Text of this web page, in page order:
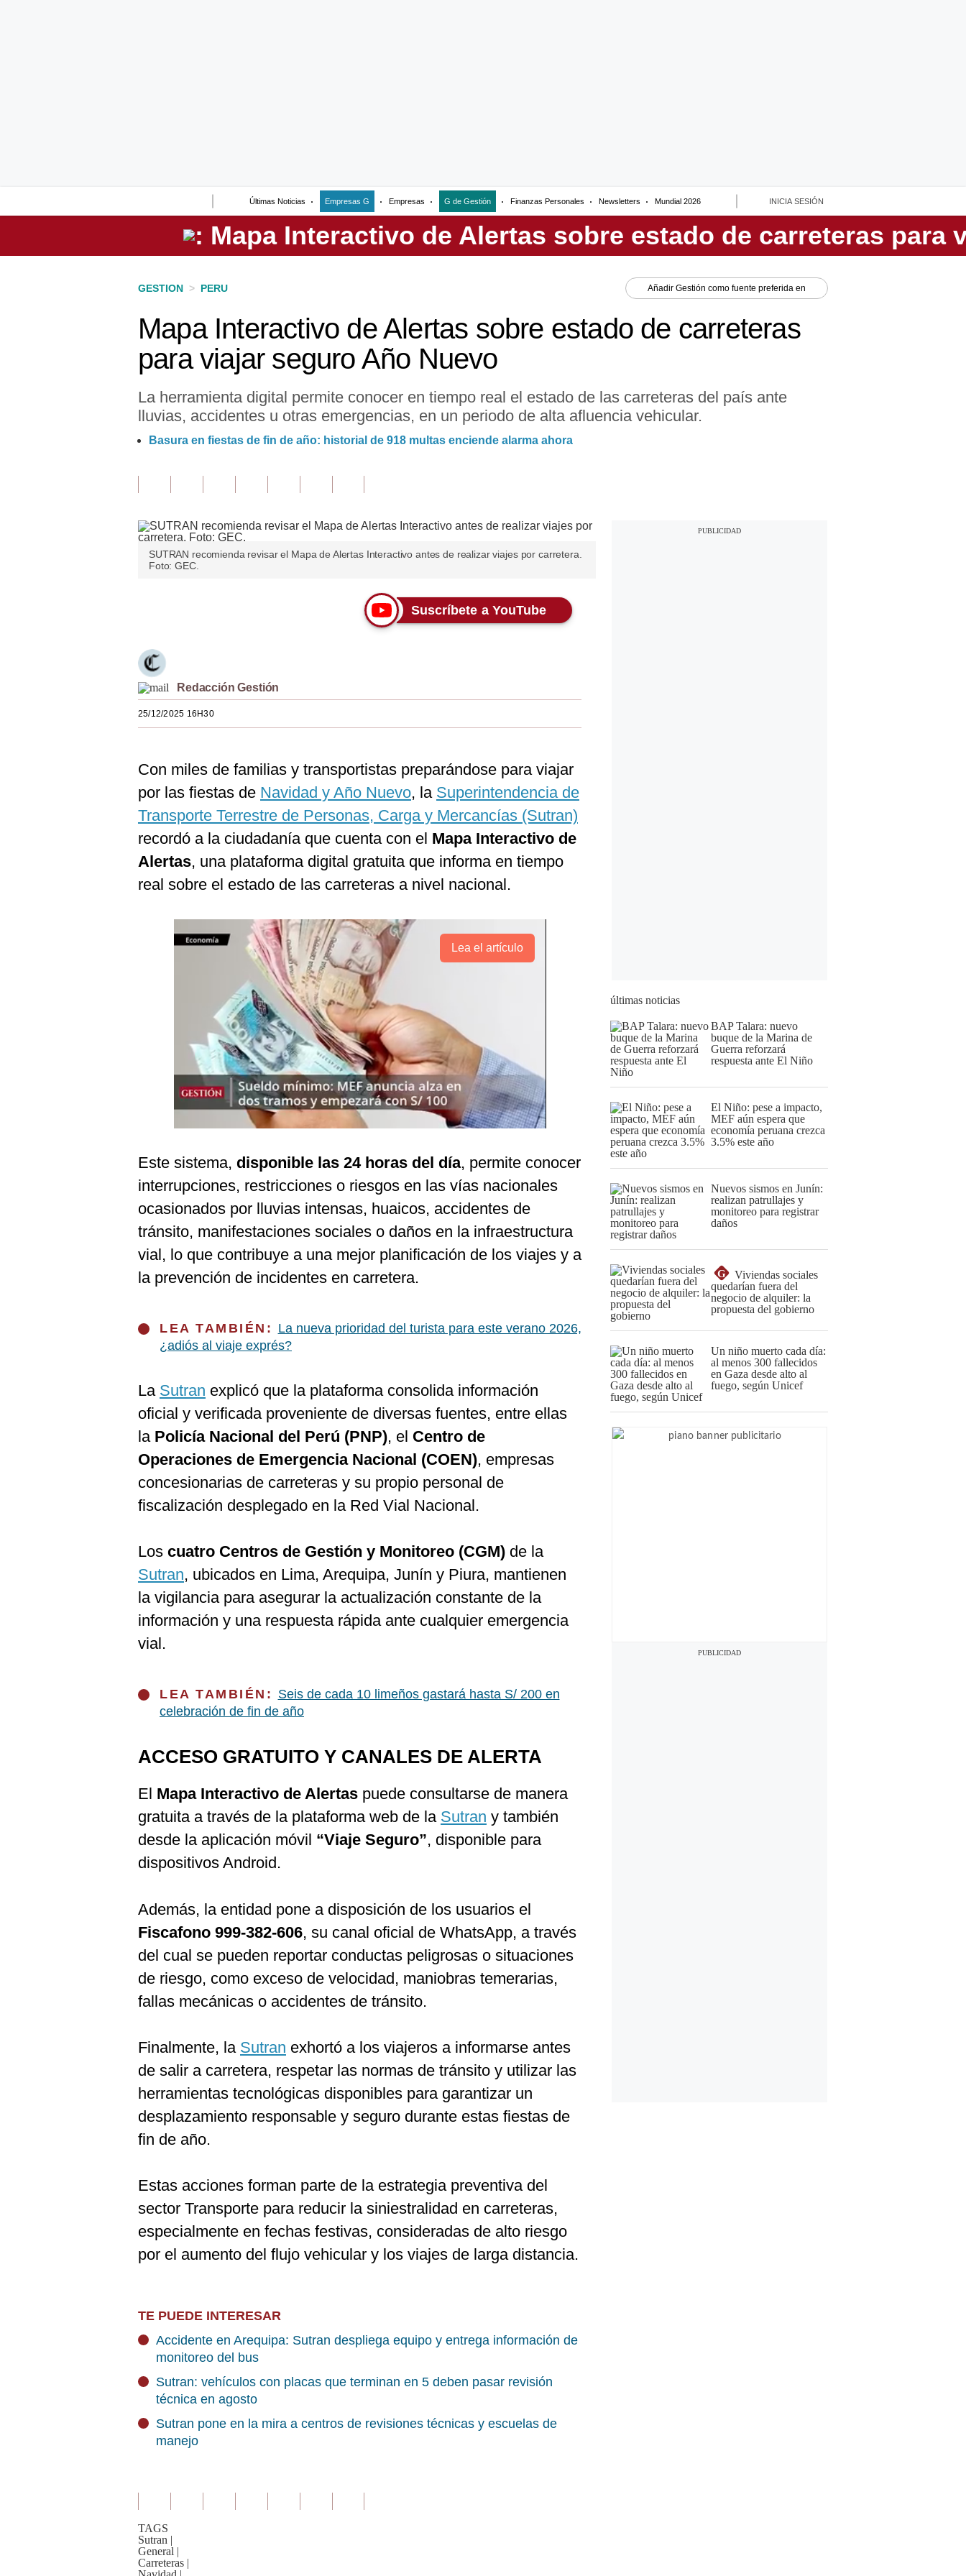
Últimas Noticias Empresas G Empresas G de Gestión Finanzas Personales Newsletters Mundial 2026 INICIA SESIÓN
Perú
GESTION > PERU Añadir Gestión como fuente preferida en
Mapa Interactivo de Alertas sobre estado de carreteras
para viajar seguro Año Nuevo
La herramienta digital permite conocer en tiempo real el estado de las carreteras del país ante
lluvias, accidentes u otras emergencias, en un periodo de alta afluencia vehicular.
Basura en fiestas de fin de año: historial de 918 multas enciende alarma ahora
SUTRAN recomienda revisar el Mapa de Alertas Interactivo antes de realizar viajes por carretera.
Foto: GEC.
Suscríbete a YouTube
Redacción Gestión
25/12/2025 16H30
Con miles de familias y transportistas preparándose para viajar
por las fiestas de Navidad y Año Nuevo, la Superintendencia de
Transporte Terrestre de Personas, Carga y Mercancías (Sutran)
recordó a la ciudadanía que cuenta con el Mapa Interactivo de
Alertas, una plataforma digital gratuita que informa en tiempo
real sobre el estado de las carreteras a nivel nacional.
Lea el artículo
Este sistema, disponible las 24 horas del día, permite conocer
interrupciones, restricciones o riesgos en las vías nacionales
ocasionados por lluvias intensas, huaicos, accidentes de
tránsito, manifestaciones sociales o daños en la infraestructura
vial, lo que contribuye a una mejor planificación de los viajes y a
la prevención de incidentes en carretera.
LEA TAMBIÉN: La nueva prioridad del turista para este verano 2026,
¿adiós al viaje exprés?
La Sutran explicó que la plataforma consolida información
oficial y verificada proveniente de diversas fuentes, entre ellas
la Policía Nacional del Perú (PNP), el Centro de
Operaciones de Emergencia Nacional (COEN), empresas
concesionarias de carreteras y su propio personal de
fiscalización desplegado en la Red Vial Nacional.
Los cuatro Centros de Gestión y Monitoreo (CGM) de la
Sutran, ubicados en Lima, Arequipa, Junín y Piura, mantienen
la vigilancia para asegurar la actualización constante de la
información y una respuesta rápida ante cualquier emergencia
vial.
LEA TAMBIÉN: Seis de cada 10 limeños gastará hasta S/ 200 en
celebración de fin de año
ACCESO GRATUITO Y CANALES DE ALERTA
El Mapa Interactivo de Alertas puede consultarse de manera
gratuita a través de la plataforma web de la Sutran y también
desde la aplicación móvil “Viaje Seguro”, disponible para
dispositivos Android.
Además, la entidad pone a disposición de los usuarios el
Fiscafono 999-382-606, su canal oficial de WhatsApp, a través
del cual se pueden reportar conductas peligrosas o situaciones
de riesgo, como exceso de velocidad, maniobras temerarias,
fallas mecánicas o accidentes de tránsito.
Finalmente, la Sutran exhortó a los viajeros a informarse antes
de salir a carretera, respetar las normas de tránsito y utilizar las
herramientas tecnológicas disponibles para garantizar un
desplazamiento responsable y seguro durante estas fiestas de
fin de año.
Estas acciones forman parte de la estrategia preventiva del
sector Transporte para reducir la siniestralidad en carreteras,
especialmente en fechas festivas, consideradas de alto riesgo
por el aumento del flujo vehicular y los viajes de larga distancia.
TE PUEDE INTERESAR
Accidente en Arequipa: Sutran despliega equipo y entrega información de
monitoreo del bus
Sutran: vehículos con placas que terminan en 5 deben pasar revisión
técnica en agosto
Sutran pone en la mira a centros de revisiones técnicas y escuelas de
manejo
TAGS
Sutran |
General |
Carreteras |
últimas noticias
BAP Talara: nuevo
buque de la Marina de
Guerra reforzará
respuesta ante El Niño
El Niño: pese a impacto,
MEF aún espera que
economía peruana crezca
3.5% este año
Nuevos sismos en Junín:
realizan patrullajes y
monitoreo para registrar
daños
G
Viviendas sociales
quedarían fuera del
negocio de alquiler: la
propuesta del gobierno
Un niño muerto cada día:
al menos 300 fallecidos
en Gaza desde alto al
fuego, según Unicef